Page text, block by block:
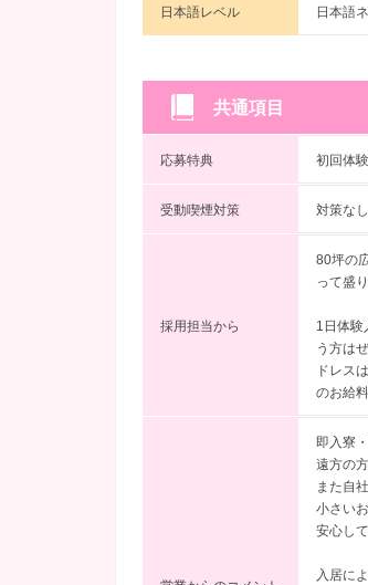
日本語レベル 日本語
共通項目
応募特典 初回体
受動喫煙対策 対策なし
採用担当から
80坪の
って盛
1日体験
う方は
ドレス
のお給
即入寮
遠方の
また自
小さい
安心し
入居に